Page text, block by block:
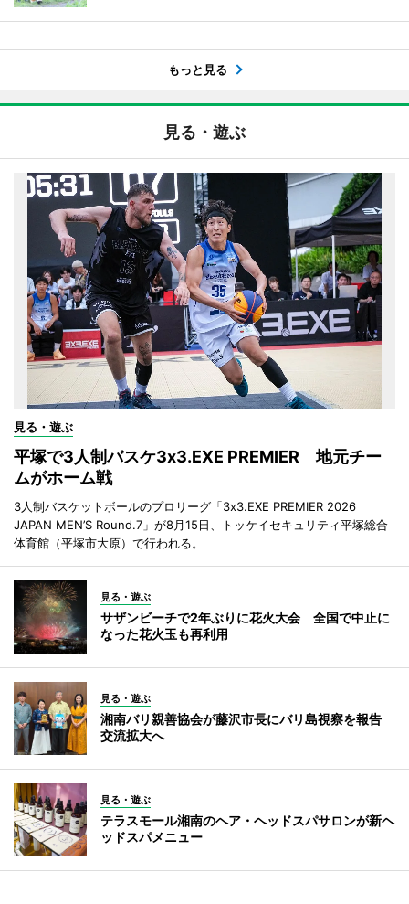
もっと見る
見る・遊ぶ
見る・遊ぶ
平塚で3人制バスケ3x3.EXE PREMIER 地元チー
ムがホーム戦
3人制バスケットボールのプロリーグ「3x3.EXE PREMIER 2026
JAPAN MEN’S Round.7」が8月15日、トッケイセキュリティ平塚総合
体育館（平塚市大原）で行われる。
見る・遊ぶ
サザンビーチで2年ぶりに花火大会 全国で中止に
なった花火玉も再利用
見る・遊ぶ
湘南バリ親善協会が藤沢市長にバリ島視察を報告
交流拡大へ
見る・遊ぶ
テラスモール湘南のヘア・ヘッドスパサロンが新ヘ
ッドスパメニュー